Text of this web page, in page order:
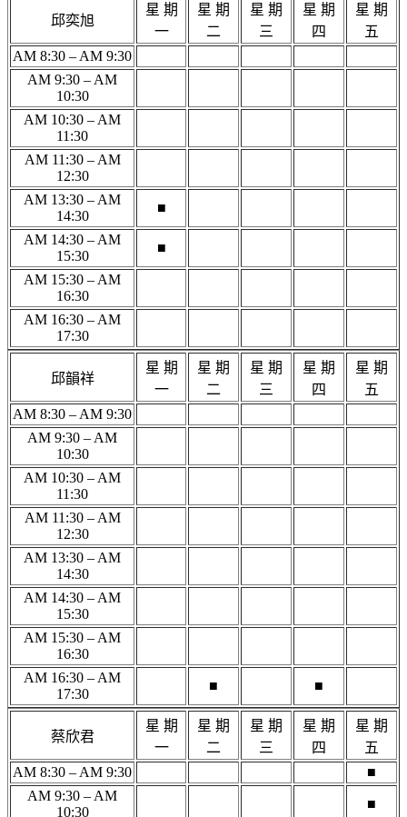
邱奕旭
星 期
一
星 期
二
星 期
三
星 期
四
星 期
五
AM 8:30 – AM 9:30
AM 9:30 – AM
10:30
AM 10:30 – AM
11:30
AM 11:30 – AM
12:30
AM 13:30 – AM
14:30
■
AM 14:30 – AM
15:30
■
AM 15:30 – AM
16:30
AM 16:30 – AM
17:30
邱韻祥
星 期
一
星 期
二
星 期
三
星 期
四
星 期
五
AM 8:30 – AM 9:30
AM 9:30 – AM
10:30
AM 10:30 – AM
11:30
AM 11:30 – AM
12:30
AM 13:30 – AM
14:30
AM 14:30 – AM
15:30
AM 15:30 – AM
16:30
AM 16:30 – AM
17:30
■ ■
蔡欣君
星 期
一
星 期
二
星 期
三
星 期
四
星 期
五
AM 8:30 – AM 9:30
■
AM 9:30 – AM
10:30
■